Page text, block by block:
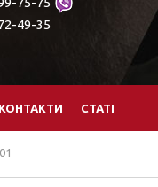
49-35
КОНТАКТИ СТАТІ